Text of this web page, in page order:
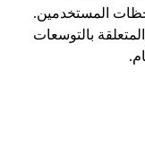
المستخدمين.
بالتوسعات